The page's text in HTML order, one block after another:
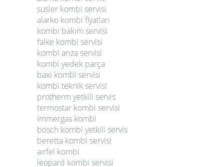
süsler kombi servisi
alarko kombi fiyatları
kombi bakım servisi
falke kombi servisi
kombi arıza servisi
kombi yedek parça
baxi kombi servisi
kombi teknik servisi
protherm yetkili servis
termostar kombi servisi
immergas kombi
bosch kombi yetkili servis
beretta kombi servisi
aırfel kombi
leopard kombi servisi